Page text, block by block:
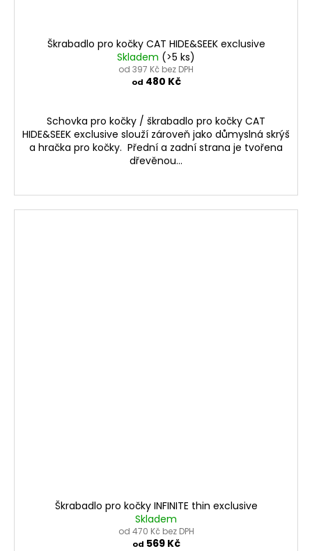
Škrabadlo pro kočky CAT HIDE&SEEK exclusive
Skladem (>5 ks)
od 397 Kč bez DPH
od 480 Kč
Schovka pro kočky / škrabadlo pro kočky CAT
HIDE&SEEK exclusive slouží zároveň jako důmyslná skrýš
a hračka pro kočky. Přední a zadní strana je tvořena
dřevěnou...
Škrabadlo pro kočky INFINITE thin exclusive
Skladem
od 470 Kč bez DPH
od 569 Kč